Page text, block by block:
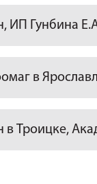
ИП Гунбина
в
в Троицке,